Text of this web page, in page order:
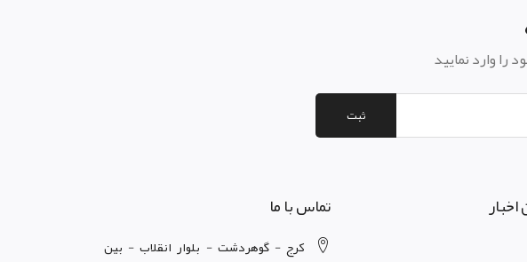
را وارد نمایید
ثبت
تماس با ما
کرج - گوهردشت - بلوار انقلاب - بین